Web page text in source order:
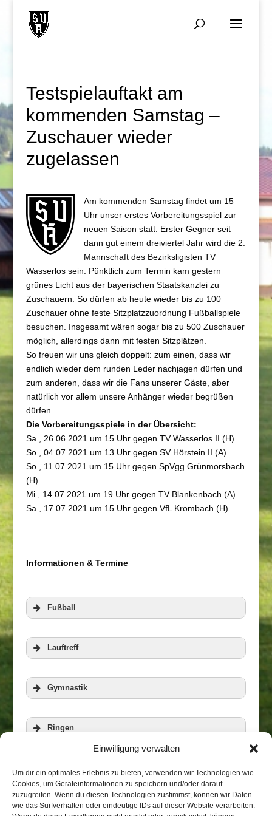
Einwilligung verwalten
Um dir ein optimales Erlebnis zu bieten, verwenden wir Technologien wie
Cookies, um Geräteinformationen zu speichern und/oder darauf
zuzugreifen. Wenn du diesen Technologien zustimmst, können wir Daten
wie das Surfverhalten oder eindeutige IDs auf dieser Website verarbeiten.
Testspielauftakt am
kommenden Samstag –
Zuschauer wieder
zugelassen
Am kommenden Samstag findet um 15
Uhr unser erstes Vorbereitungsspiel zur
neuen Saison statt. Erster Gegner seit
dann gut einem dreiviertel Jahr wird die 2.
Mannschaft des Bezirksligisten TV
Wasserlos sein. Pünktlich zum Termin kam gestern
grünes Licht aus der bayerischen Staatskanzlei zu
Zuschauern. So dürfen ab heute wieder bis zu 100
Zuschauer ohne feste Sitzplatzzuordnung Fußballspiele
besuchen. Insgesamt wären sogar bis zu 500 Zuschauer
möglich, allerdings dann mit festen Sitzplätzen.
So freuen wir uns gleich doppelt: zum einen, dass wir
endlich wieder dem runden Leder nachjagen dürfen und
zum anderen, dass wir die Fans unserer Gäste, aber
natürlich vor allem unsere Anhänger wieder begrüßen
dürfen.
Die Vorbereitungsspiele in der Übersicht:
Sa., 26.06.2021 um 15 Uhr gegen TV Wasserlos II (H)
So., 04.07.2021 um 13 Uhr gegen SV Hörstein II (A)
So., 11.07.2021 um 15 Uhr gegen SpVgg Grünmorsbach
(H)
Mi., 14.07.2021 um 19 Uhr gegen TV Blankenbach (A)
Sa., 17.07.2021 um 15 Uhr gegen VfL Krombach (H)
Informationen & Termine
Fußball
Lauftreff
Veranstaltungen
Gymnastik
Ringen
Zur Homepage der RWG
Aerobic und Step
Biketreff